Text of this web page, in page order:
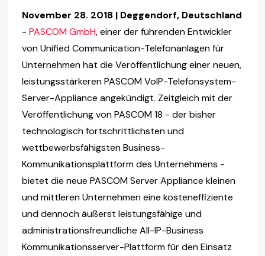
November 28. 2018 | Deggendorf, Deutschland
- PASCOM GmbH, einer der führenden Entwickler
von Unified Communication-Telefonanlagen für
Unternehmen hat die Veröffentlichung einer neuen,
leistungsstärkeren PASCOM VoIP-Telefonsystem-
Server-Appliance angekündigt. Zeitgleich mit der
Veröffentlichung von PASCOM 18 - der bisher
technologisch fortschrittlichsten und
wettbewerbsfähigsten Business-
Kommunikationsplattform des Unternehmens -
bietet die neue PASCOM Server Appliance kleinen
und mittleren Unternehmen eine kosteneffiziente
und dennoch äußerst leistungsfähige und
administrationsfreundliche All-IP-Business
Kommunikationsserver-Plattform für den Einsatz